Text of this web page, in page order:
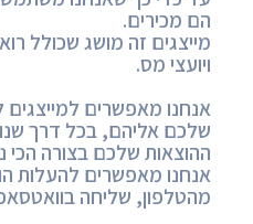
הם מכירים.
מייצגים זה מושג שכולל
ויועצי מס.
אנחנו מאפשרים
שלכם אליהם, בכל דרך
ההוצאות שלכם בצורה
אנחנו מאפשרים להעלות
מהטלפון, שליחה